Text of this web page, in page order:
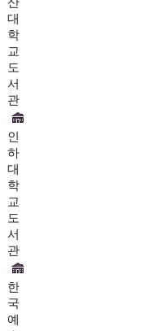
대
학
교
도
서
관
인
하
대
학
교
도
서
관
한
국
예